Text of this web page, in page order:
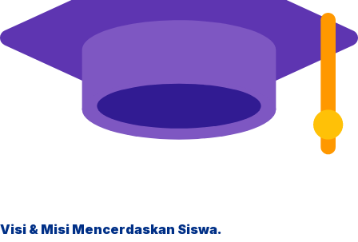
Visi & Misi Mencerdaskan Siswa.